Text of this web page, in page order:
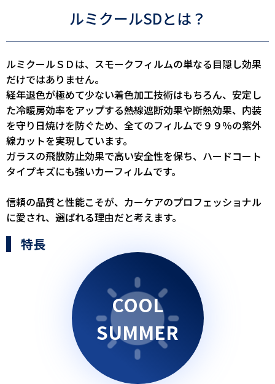
ルミクールSDとは？
ルミクールＳＤは、スモークフィルムの単なる目隠し効果
だけではありません。
経年退色が極めて少ない着色加工技術はもちろん、安定し
た冷暖房効率をアップする熱線遮断効果や断熱効果、内装
を守り日焼けを防ぐため、全てのフィルムで９９％の紫外
線カットを実現しています。
ガラスの飛散防止効果で高い安全性を保ち、ハードコート
タイプキズにも強いカーフィルムです。
信頼の品質と性能こそが、カーケアのプロフェッショナル
に愛され、選ばれる理由だと考えます。
特長
COOL
SUMMER